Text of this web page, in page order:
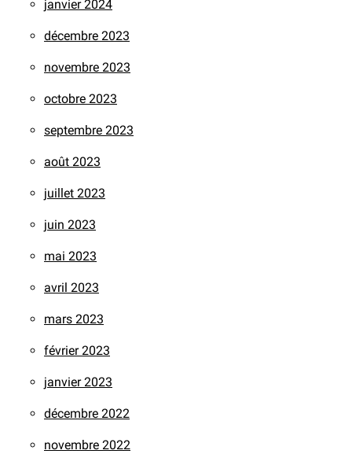
janvier 2024
décembre 2023
novembre 2023
octobre 2023
septembre 2023
août 2023
juillet 2023
juin 2023
mai 2023
avril 2023
mars 2023
février 2023
janvier 2023
décembre 2022
novembre 2022